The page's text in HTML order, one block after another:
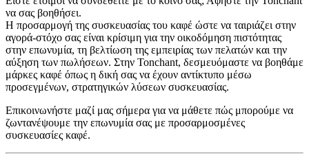
να σας βοηθήσει.
Η προσαρμογή της συσκευασίας του καφέ ώστε να ταιριάζει στην
αγορά-στόχο σας είναι κρίσιμη για την οικοδόμηση πιστότητας
στην επωνυμία, τη βελτίωση της εμπειρίας των πελατών και την
αύξηση των πωλήσεων. Στην Tonchant, δεσμευόμαστε να βοηθάμε
μάρκες καφέ όπως η δική σας να έχουν αντίκτυπο μέσω
προσεγμένων, στρατηγικών λύσεων συσκευασίας.
Επικοινωνήστε μαζί μας σήμερα για να μάθετε πώς μπορούμε να
ζωντανέψουμε την επωνυμία σας με προσαρμοσμένες
συσκευασίες καφέ.